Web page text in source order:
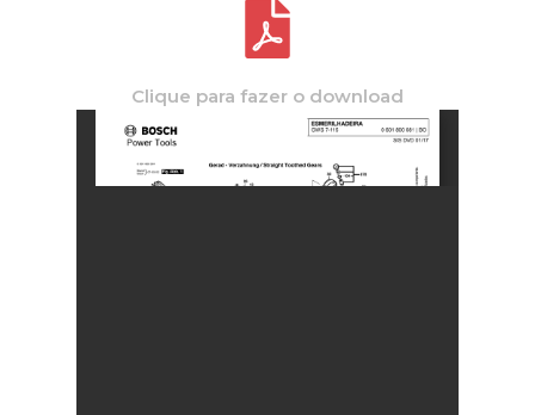
Clique para fazer o download